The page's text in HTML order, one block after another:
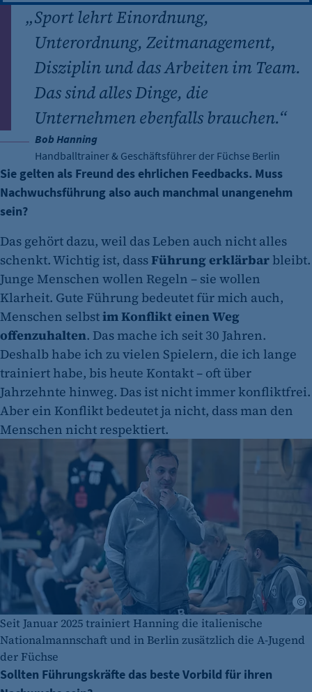
„Sport lehrt Einordnung,
Unterordnung, Zeitmanagement,
Disziplin und das Arbeiten im Team.
Das sind alles Dinge, die
Unternehmen ebenfalls brauchen.“
Bob Hanning
Handballtrainer & Geschäftsführer der Füchse Berlin
Sie gelten als Freund des ehrlichen Feedbacks. Muss
Nachwuchsführung also auch manchmal unangenehm
sein?
Das gehört dazu, weil das Leben auch nicht alles
schenkt. Wichtig ist, dassFührung erklärbar bleibt.
Junge Menschen wollen Regeln – sie wollen
Klarheit. Gute Führung bedeutet für mich auch,
Menschen selbstim Konflikt einen Weg
offenzuhalten. Das mache ich seit 30 Jahren.
Deshalb habe ich zu vielen Spielern, die ich lange
trainiert habe, bis heute Kontakt – oft über
Jahrzehnte hinweg. Das ist nicht immer konfliktfrei.
Aber ein Konflikt bedeutet ja nicht, dass man den
Menschen nicht respektiert.
Seit Januar 2025 trainiert Hanning die italienische
Nationalmannschaft und in Berlin zusätzlich die A-Jugend
der Füchse
Sollten Führungskräfte das beste Vorbild für ihren